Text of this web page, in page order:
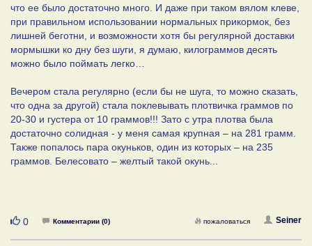
что ее было достаточно много. И даже при таком вялом клеве,
при правильном использовании нормальных прикормок, без
лишней беготни, и возможности хотя бы регулярной доставки
мормышки ко дну без шуги, я думаю, килограммов десять
можно было поймать легко…
Вечером стала регулярно (если бы не шуга, то можно сказать,
что одна за другой) стала поклевывать плотвичка граммов по
20-30 и густера от 10 граммов!!! Зато с утра плотва была
достаточно солидная - у меня самая крупная – на 281 грамм.
Также попалось пара окуньков, один из которых – на 235
граммов. Белесовато – желтый такой окунь...
Нравится
0 Комментарии (0) Seiner
пожаловаться